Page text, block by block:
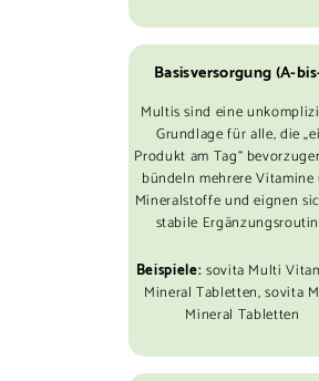
Basisversorgung (A-
Multis sind eine
Grundlage für alle, die
Produkt am Tag“
bündeln mehrere Vitamine
Mineralstoffe und eignen
stabile
Beispiele:sovita Multi
Mineral Tabletten, sovita
Mineral Tabletten